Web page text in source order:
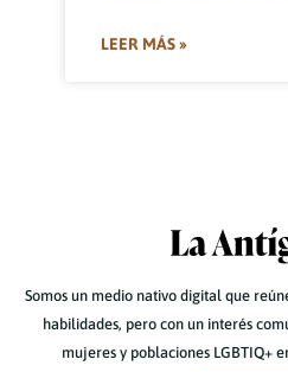
LEER MÁS »
Somos un medio nativo digital que
habilidades, pero con un interés
mujeres y poblaciones LGBTIQ+